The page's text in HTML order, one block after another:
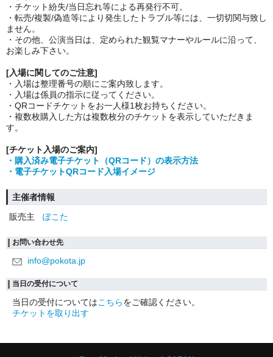
・チケット紛失/当日忘れ等による再発行不可。
・転売/複製/偽造等により発生したトラブル等には、一切切関与致し
ません。
・その他、公演当日は、定められた観覧マナーやルールに沿って、
お楽しみ下さい。
[入場に関してのご注意]
・入場は整理番号の順にご案内致します。
・入場は係員の指示に従ってください。
・QRコードチケットをお一人様1枚お持ちください。
・複数枚購入した方は複数枚分のチケットを表示していただきま
す。
[チケット入場のご案内]
・購入済み電子チケット（QRコード）の表示方法
・電子チケットQRコード入場イメージ
主催者情報
販売主
ぽこた
お問い合わせ先
info@pokota.jp
当日の受付について
当日の受付についてはこちらをご確認ください。
チケットを取り出す